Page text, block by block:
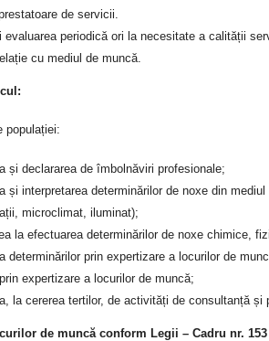
de servicii.
evaluarea periodică ori la necesitate a calității
cu mediul de muncă.
populației:
și declararea de îmbolnăviri profesionale;
și interpretarea determinărilor de noxe din
microclimat, iluminat);
la efectuarea determinărilor de noxe chimice,
determinărilor prin expertizare a locurilor de
expertizare a locurilor de muncă;
la cererea tertilor, de activități de consultanță și
de muncă conform Legii – Cadru nr. 153